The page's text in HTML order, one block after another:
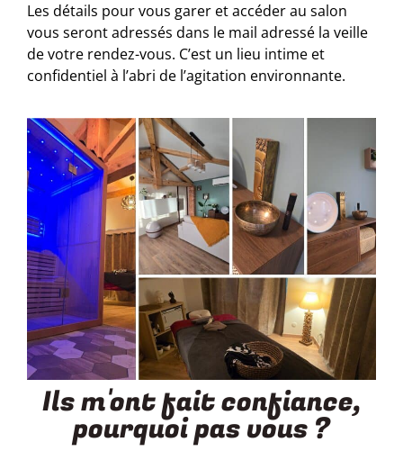
Les détails pour vous garer et accéder au salon
vous seront adressés dans le mail adressé la veille
devotre rendez-vous. C’est un lieu intime et
confidentiel à l’abri de l’agitation environnante.
Ils m'ont fait confiance,
pourquoi pas vous ?